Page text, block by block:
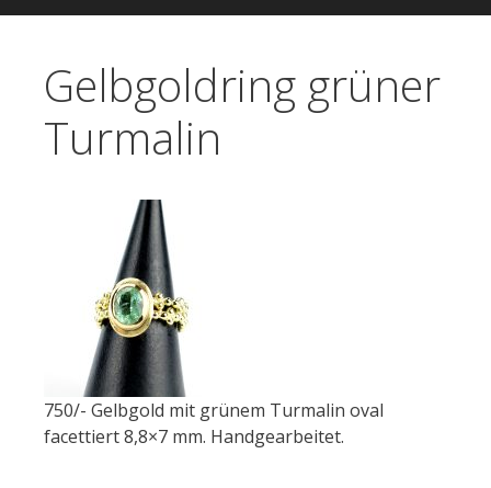
Gelbgoldring grüner
Turmalin
750/- Gelbgold mit grünem Turmalin oval
facettiert 8,8×7 mm. Handgearbeitet.